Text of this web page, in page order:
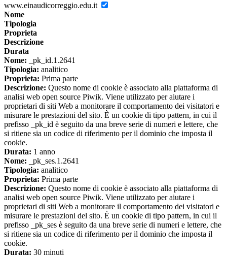
www.einaudicorreggio.edu.it
Nome
Tipologia
Proprieta
Descrizione
Durata
Nome: _pk_id.1.2641
Tipologia: analitico
Proprieta: Prima parte
Descrizione: Questo nome di cookie è associato alla piattaforma di
analisi web open source Piwik. Viene utilizzato per aiutare i
proprietari di siti Web a monitorare il comportamento dei visitatori e
misurare le prestazioni del sito. È un cookie di tipo pattern, in cui il
prefisso _pk_id è seguito da una breve serie di numeri e lettere, che
si ritiene sia un codice di riferimento per il dominio che imposta il
cookie.
Durata: 1 anno
Nome: _pk_ses.1.2641
Tipologia: analitico
Proprieta: Prima parte
Descrizione: Questo nome di cookie è associato alla piattaforma di
analisi web open source Piwik. Viene utilizzato per aiutare i
proprietari di siti Web a monitorare il comportamento dei visitatori e
misurare le prestazioni del sito. È un cookie di tipo pattern, in cui il
prefisso _pk_ses è seguito da una breve serie di numeri e lettere, che
si ritiene sia un codice di riferimento per il dominio che imposta il
cookie.
Durata: 30 minuti